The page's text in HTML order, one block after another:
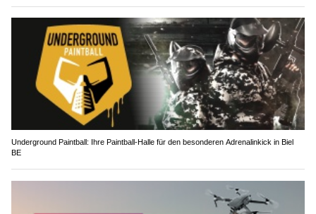
Underground Paintball: Ihre Paintball-Halle für den besonderen Adrenalinkick in Biel
BE